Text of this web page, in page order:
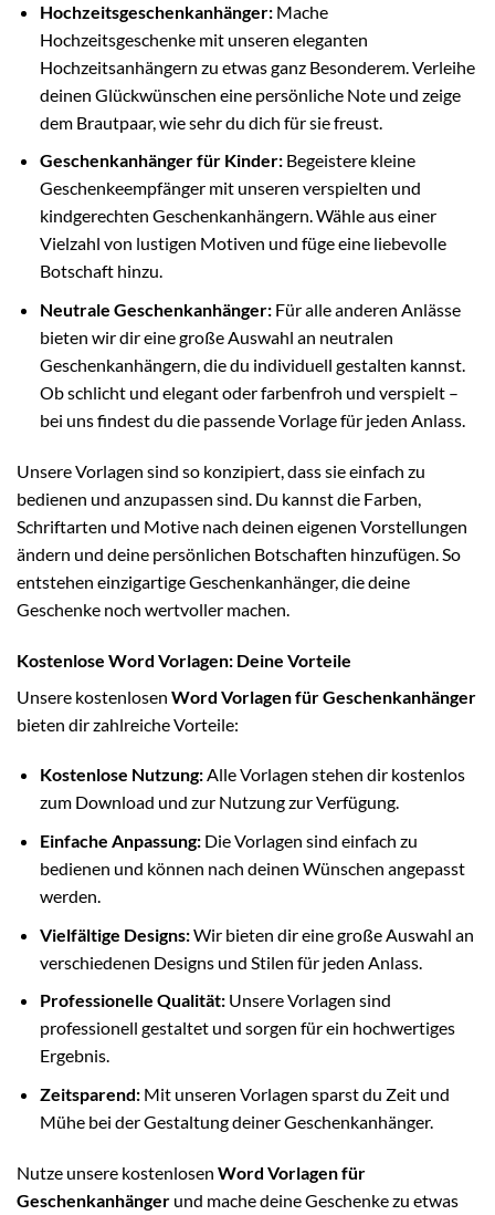
Hochzeitsgeschenkanhänger:Mache
Hochzeitsgeschenke mit unseren eleganten
Hochzeitsanhängern zu etwas ganz Besonderem. Verleihe
deinen Glückwünschen eine persönliche Note und zeige
dem Brautpaar, wie sehr du dich für sie freust.
Geschenkanhänger für Kinder:Begeistere kleine
Geschenkeempfänger mit unseren verspielten und
kindgerechten Geschenkanhängern. Wähle aus einer
Vielzahl von lustigen Motiven und füge eine liebevolle
Botschaft hinzu.
Neutrale Geschenkanhänger:Für alle anderen Anlässe
bieten wir dir eine große Auswahl an neutralen
Geschenkanhängern, die du individuell gestalten kannst.
Ob schlicht und elegant oder farbenfroh und verspielt –
bei uns findest du die passende Vorlage für jeden Anlass.
Unsere Vorlagen sind so konzipiert, dass sie einfach zu
bedienen und anzupassen sind. Du kannst die Farben,
Schriftarten und Motive nach deinen eigenen Vorstellungen
ändern und deine persönlichen Botschaften hinzufügen. So
entstehen einzigartige Geschenkanhänger, die deine
Geschenke noch wertvoller machen.
Kostenlose Word Vorlagen: Deine Vorteile
Unsere kostenlosen Word Vorlagen für Geschenkanhänger
bieten dir zahlreiche Vorteile:
Kostenlose Nutzung:Alle Vorlagen stehen dir kostenlos
zum Download und zur Nutzung zur Verfügung.
Einfache Anpassung:Die Vorlagen sind einfach zu
bedienen und können nach deinen Wünschen angepasst
werden.
Vielfältige Designs:Wir bieten dir eine große Auswahl an
verschiedenen Designs und Stilen für jeden Anlass.
Professionelle Qualität:Unsere Vorlagen sind
professionell gestaltet und sorgen für ein hochwertiges
Ergebnis.
Zeitsparend:Mit unseren Vorlagen sparst du Zeit und
Mühe bei der Gestaltung deiner Geschenkanhänger.
Nutze unsere kostenlosen Word Vorlagen für
Geschenkanhänger und mache deine Geschenke zu etwas